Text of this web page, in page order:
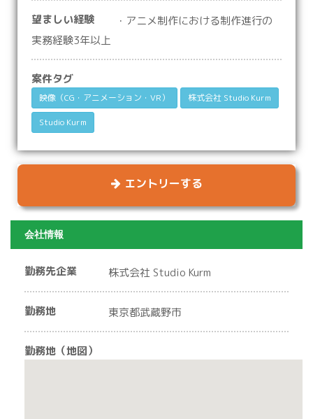
望ましい経験
・アニメ制作における制作進行の
実務経験3年以上
案件タグ
映像（CG・アニメーション・VR） 株式会社 Studio Kurm
Studio Kurm
エントリーする
会社情報
勤務先企業 株式会社 Studio Kurm
勤務地 東京都武蔵野市
勤務地（地図）